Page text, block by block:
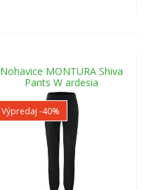
Nohavice MONTURA Shiva
Pants W ardesia
Výpredaj -40%